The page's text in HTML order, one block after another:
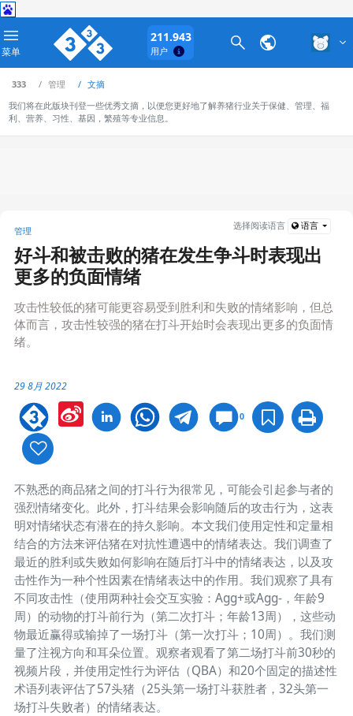
菜单
211.943
用户
333 管理
文摘
我们将在此版块刊登一些优秀文摘，以便您更好地了解养猪行业关于保健、管理、福
利、营养、习性、基因，繁殖等专业信息。
选择阅读语言 语言
管理
好斗和被击败的猪在发生争斗时表现出
更多的负面情绪
攻击性较低的猪可能更容易受到胜利和失败的情绪影响，但总
体而言，攻击性较强的猪在打斗开始时会表现出更多的负面情
绪。
29 8月 2022
Sina
Weibo
0
不熟悉的商品猪之间的打斗行为很常见，可能会引起参与者的
强烈情绪变化。此外，打斗结果会影响随后的攻击行为，这表
明对情绪状态有潜在的持久影响。本文我们使用定性和定量相
结合的方法来评估猪在对抗性遭遇中的情绪表达。我们调查了
最近的胜利或失败如何影响在随后打斗中的情绪表达，以及攻
击性作为一种个性因素在情绪表达中的作用。我们观察了具有
不同攻击性（使用两种社会交互实验：Agg+或Agg-，年龄9
周）的动物的打斗前行为（第二次打斗；年龄13周），这些动
物最近赢得或输掉了一场打斗（第一次打斗；10周）。我们测
量了注视方向和耳朵位置。观察者观看了第二场打斗前30秒的
视频片段，并使用定性行为评估（QBA）和20个固定的描述性
术语列表评估了57头猪（25头第一场打斗获胜者，32头第一
场打斗失败者）的情绪表达。